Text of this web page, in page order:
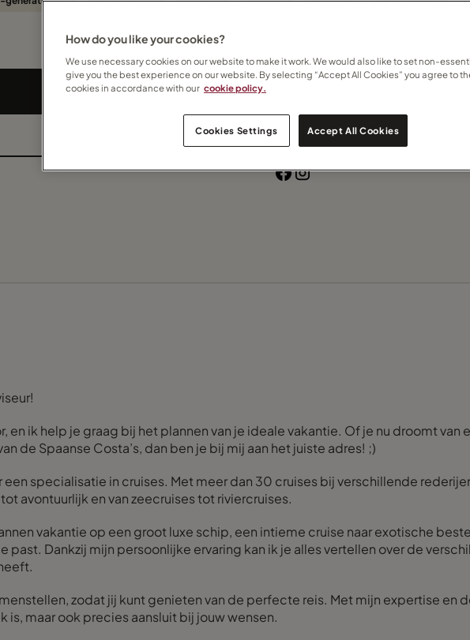
Contact Maarten
Meld je aan voor mijn nieuwsbrief
en ik help je graag bij het plannen van je ideale vakantie. Of je nu droomt
de Spaanse Costa’s, dan ben je bij mij aan het juiste adres! ;)
een specialisatie in cruises. Met meer dan 30 cruises bij verschillende
avontuurlijk en van zeecruises tot riviercruises.
vakantie op een groot luxe schip, een intieme cruise naar exotische
Dankzij mijn persoonlijke ervaring kan ik je alles vertellen over de
zodat jij kunt genieten van de perfecte reis. Met mijn expertise en
maar ook precies aansluit bij jouw wensen.
How do you like your cookies?
We use necessary cookies on our website to make it work. We would also like to set non-
give you the best experience on our website. By selecting “Accept All Cookies” you agree to
cookies in accordance with our cookie policy.
Cookies Settings Accept All Cookies